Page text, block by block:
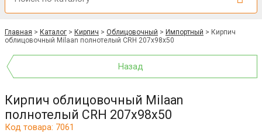
Главная > Каталог > Кирпич > Облицовочный > Импортный > Кирпич
облицовочный Milaan полнотелый CRH 207x98x50
Назад
Кирпич облицовочный Milaan
полнотелый CRH 207x98x50
Код товара: 7061